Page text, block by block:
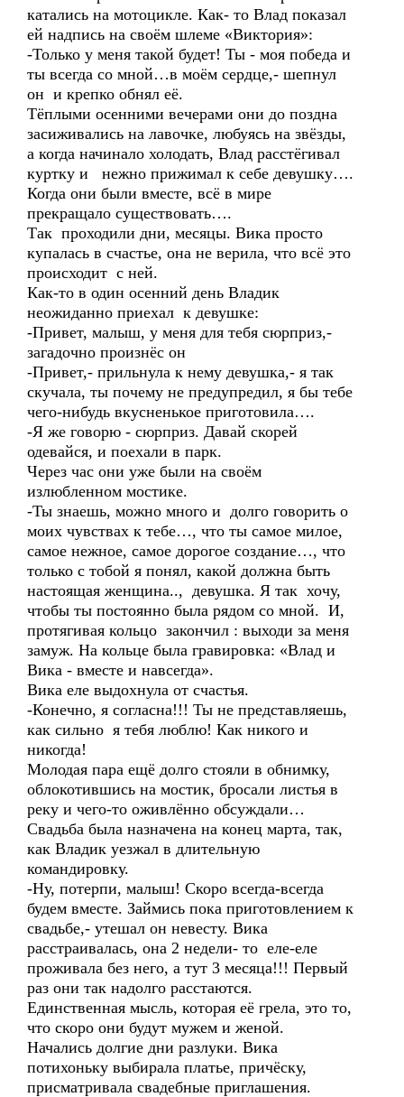
катались на мотоцикле. Как- то Влад показал
ей надпись на своём шлеме «Виктория»:
-Только у меня такой будет! Ты - моя победа и
ты всегда со мной…в моём сердце,- шепнул
он и крепко обнял её.
Тёплыми осенними вечерами они до поздна
засиживались на лавочке, любуясь на звёзды,
а когда начинало холодать, Влад расстёгивал
куртку и нежно прижимал к себе девушку….
Когда они были вместе, всё в мире
прекращало существовать….
Так проходили дни, месяцы. Вика просто
купалась в счастье, она не верила, что всё это
происходит с ней.
Как-то в один осенний день Владик
неожиданно приехал к девушке:
-Привет, малыш, у меня для тебя сюрприз,-
загадочно произнёс он
-Привет,- прильнула к нему девушка,- я так
скучала, ты почему не предупредил, я бы тебе
чего-нибудь вкусненькое приготовила….
-Я же говорю - сюрприз. Давай скорей
одевайся, и поехали в парк.
Через час они уже были на своём
излюбленном мостике.
-Ты знаешь, можно много и долго говорить о
моих чувствах к тебе…, что ты самое милое,
самое нежное, самое дорогое создание…, что
только с тобой я понял, какой должна быть
настоящая женщина.., девушка. Я так хочу,
чтобы ты постоянно была рядом со мной. И,
протягивая кольцо закончил : выходи за меня
замуж. На кольце была гравировка: «Влад и
Вика - вместе и навсегда».
Вика еле выдохнула от счастья.
-Конечно, я согласна!!! Ты не представляешь,
как сильно я тебя люблю! Как никого и
никогда!
Молодая пара ещё долго стояли в обнимку,
облокотившись на мостик, бросали листья в
реку и чего-то оживлённо обсуждали…
Свадьба была назначена на конец марта, так,
как Владик уезжал в длительную
командировку.
-Ну, потерпи, малыш! Скоро всегда-всегда
будем вместе. Займись пока приготовлением к
свадьбе,- утешал он невесту. Вика
расстраивалась, она 2 недели- то еле-еле
проживала без него, а тут 3 месяца!!! Первый
раз они так надолго расстаются.
Единственная мысль, которая её грела, это то,
что скоро они будут мужем и женой.
Начались долгие дни разлуки. Вика
потихоньку выбирала платье, причёску,
присматривала свадебные приглашения.